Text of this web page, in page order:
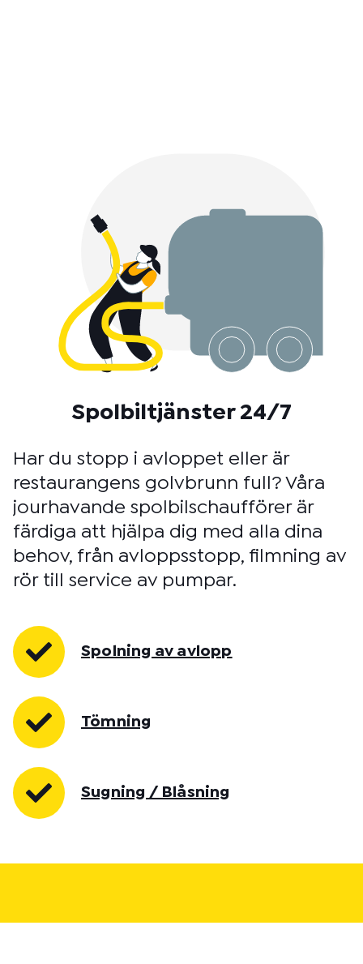
Spolbiltjänster 24/7
Har du stopp i avloppet eller är
restaurangens golvbrunn full? Våra
jourhavande spolbilschaufförer är
färdiga att hjälpa dig med alla dina
behov, från avloppsstopp, filmning av
rör till service av pumpar.
Spolning av avlopp
Tömning
Sugning / Blåsning